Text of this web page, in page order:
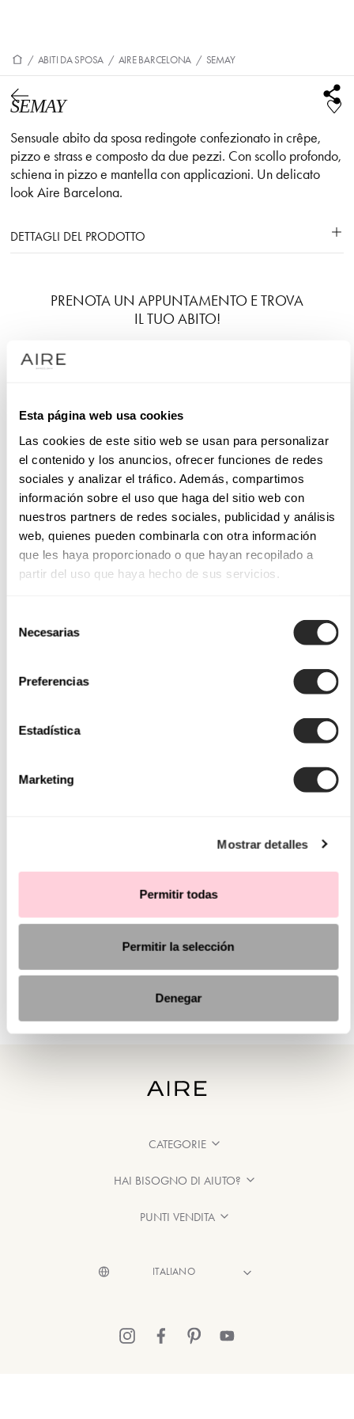
Esta página web usa cookies
Las cookies de este sitio web se usan para personalizar
el contenido y los anuncios, ofrecer funciones de redes
sociales y analizar el tráfico. Además, compartimos
información sobre el uso que haga del sitio web con
nuestros partners de redes sociales, publicidad y análisis
web, quienes pueden combinarla con otra información
que les haya proporcionado o que hayan recopilado a
partir del uso que haya hecho de sus servicios.
Necesarias
Preferencias
Estadística
Marketing
Mostrar detalles
Permitir todas
Permitir la selección
Denegar
/ ABITI DA SPOSA / AIRE BARCELONA / SEMAY
SEMAY
Sensuale abito da sposa redingote confezionato in crêpe,
pizzo e strass e composto da due pezzi. Con scollo profondo,
schiena in pizzo e mantella con applicazioni. Un delicato
look Aire Barcelona.
DETTAGLI DEL PRODOTTO
PRENOTA UN APPUNTAMENTO E TROVA
IL TUO ABITO!
CATEGORIE
HAI BISOGNO DI AIUTO?
PUNTI VENDITA